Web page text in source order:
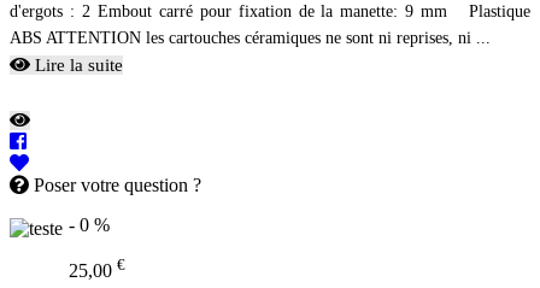
d'ergots : 2 Embout carré pour fixation de la manette: 9 mm Plastique
ABS ATTENTION les cartouches céramiques ne sont ni reprises, ni ...
Lire la suite
Poser votre question ?
- 0 %
25,00 €